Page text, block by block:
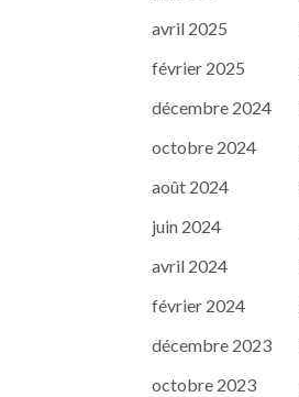
avril 2025
février 2025
décembre 2024
octobre 2024
août 2024
juin 2024
avril 2024
février 2024
décembre 2023
octobre 2023